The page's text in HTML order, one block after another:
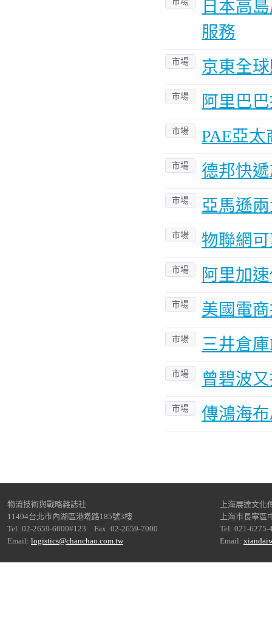
日本高
服務
市場 京東全
市場 阿里巴
市場 PAE亞
市場 德邦快
市場 亞馬遜
市場 物聯網
市場 阿里加
市場 美國電
市場 三井倉
市場 曾碧波
市場 傳鴻海
物流技術與戰略雜誌社
11494台北市內湖區港墘路185號3樓
Tel: 02-2659-6000#123 Fax: 02-2659-7000
Email: logistics@chanchao.com.tw
上海展達文化
上海市長寧區
Tel: 021-6275-
Email: